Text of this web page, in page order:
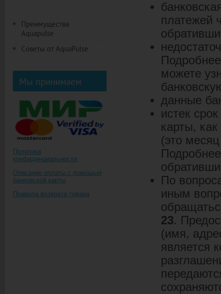
платежей
можете
данные
истек
карты,
(это
По
иным
23.
(имя,
является
Преимущества
Aquapulse
Советы от AquaPulse
Мы принимаем
Политика
конфиденциальности
Описание оплаты с помощью
банковской карты
Правила возврата товара